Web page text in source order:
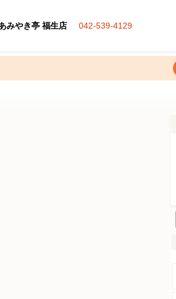
みやき亭 福生店 042-539-4129